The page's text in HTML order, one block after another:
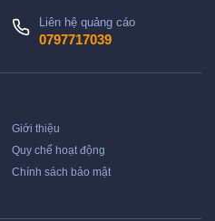
Liên hệ quảng cáo
0797717039
Giới thiệu
Quy chế hoạt động
Chính sách bảo mật